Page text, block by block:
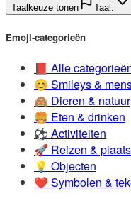
Taalkeuze tonen Taal:
Emoji-categorieën
📕️ Alle
😊️ Smileys &
🙈️ Dieren & natuur
🍔️ Eten & drinken
⚽️ Activiteiten
🚀️ Reizen &
💡️ Objecten
❤️ Symbolen &